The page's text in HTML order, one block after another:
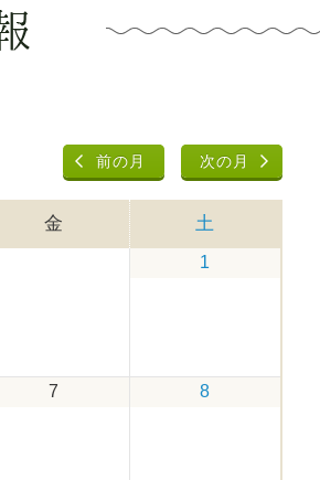
次の月
前の月
金 土
1
7 8